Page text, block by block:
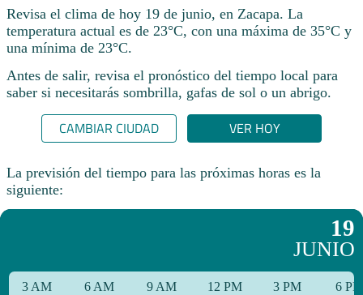
Revisa el clima de hoy 19 de junio, en Zacapa. La
temperatura actual es de 23°C, con una máxima de 35°C y
una mínima de 23°C.​
Antes de salir, revisa el pronóstico del tiempo local para
saber si necesitarás sombrilla, gafas de sol o un abrigo.
CAMBIAR CIUDAD VER HOY
La previsión del tiempo para las próximas horas es la
siguiente:
19
JUNIO
3 AM 6 AM 9 AM 12 PM 3 PM 6